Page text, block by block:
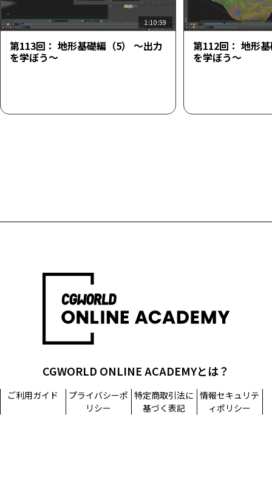
1:10:59
第113回： 地形基礎編（5） ～出力
を学ぼう～
第112回： 地形
を学ぼう～
CGWORLD ONLINE ACADEMYとは？
ご利用ガイド
プライバシーポ
リシー
特定商取引法に
基づく表記
情報セキュリテ
ィポリシー